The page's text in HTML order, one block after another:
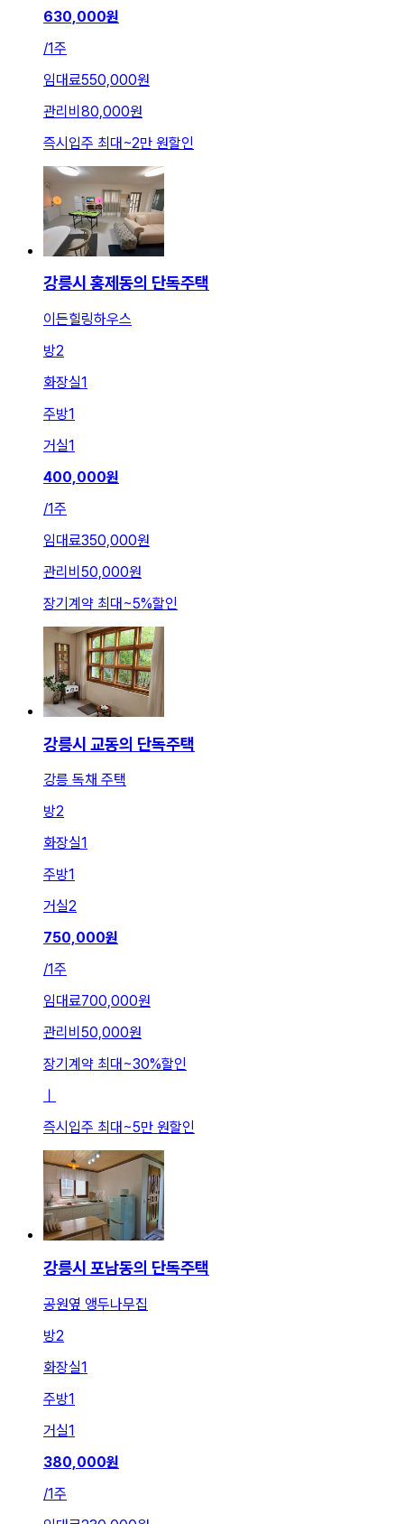
630,000원
/1주
임대료550,000원
관리비 80,000원
즉시입주 최대~2만 원할인
강릉시 홍제동의 단독주택
이든힐링하우스
방2
화장실1
주방1
거실1
400,000원
/1주
임대료350,000원
관리비 50,000원
장기계약 최대~5%할인
강릉시 교동의 단독주택
강릉 독채 주택
방2
화장실1
주방1
거실2
750,000원
/1주
임대료700,000원
관리비 50,000원
장기계약 최대 ~30%할인
즉시입주 최대 ~5만 원할인
강릉시 포남동의 단독주택
공원옆 앵두나무집
방2
화장실1
주방1
거실1
380,000원
/1주